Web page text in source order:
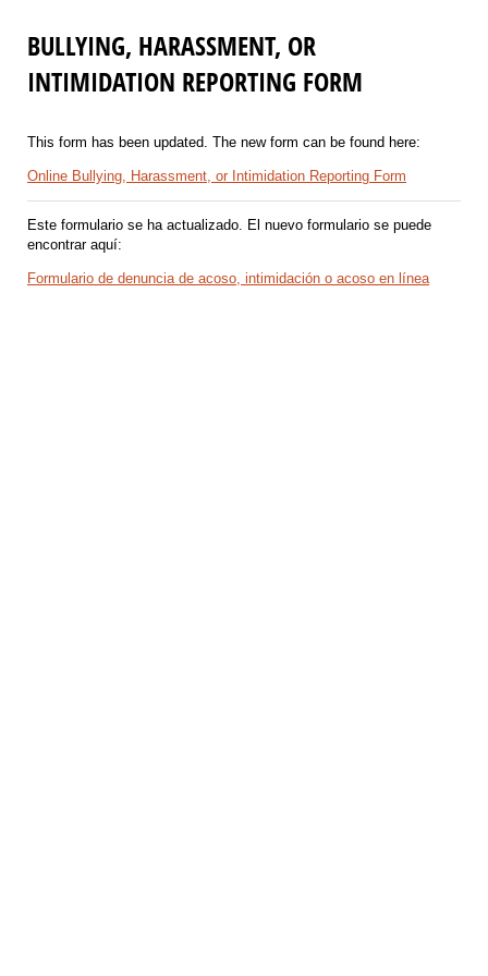
BULLYING, HARASSMENT, OR
INTIMIDATION REPORTING FORM
This form has been updated. The new form can be found here:
Online Bullying, Harassment, or Intimidation Reporting Form
Este formulario se ha actualizado. El nuevo formulario se puede
encontrar aquí:
Formulario de denuncia de acoso, intimidación o acoso en línea